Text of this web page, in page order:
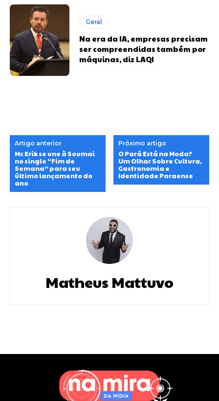
Geral
Na era da IA, empresas precisam
ser compreendidas também por
máquinas, diz LAQI
Artigo anterior
Mc Erik se une à Soumai
no single “Fim de
Semana” para seu
último lançamento do
ano
Próximo artigo
O Pará Está na Moda?
Um Olhar Sobre Cultura,
Gastronomia e
Identidade Paraense
Matheus Mattuvo